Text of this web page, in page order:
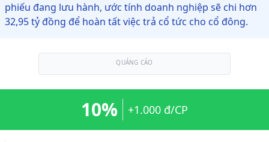
phiếu đang lưu hành, ước tính doanh nghiệp sẽ chi hơn
32,95 tỷ đồng để hoàn tất việc trả cổ tức cho cổ đông.
QUẢNG CÁO
10% +1.000 đ/CP